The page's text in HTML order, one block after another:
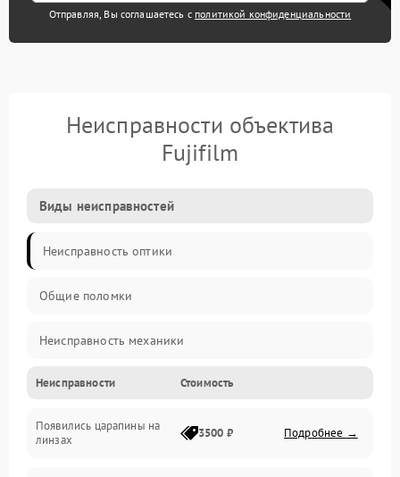
Отправляя, Вы соглашаетесь с политикой конфиденциальности
Неисправности объектива
Fujifilm
Виды неисправностей
Неисправность оптики
Общие поломки
Неисправность механики
Неисправность электроники (если объектив с мотором/
Прочие неисправности
Неисправности Стоимость
Появились царапины на
линзах
3500 ₽ Подробнее →